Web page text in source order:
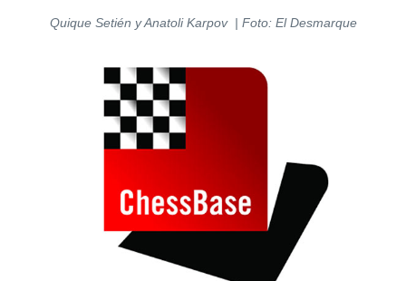
Quique Setién y Anatoli Karpov | Foto: El Desmarque